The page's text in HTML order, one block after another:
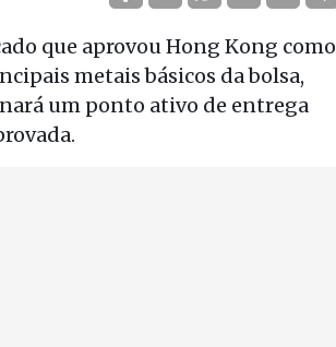
que aprovou Hong Kong como
metais básicos da bolsa,
um ponto ativo de entrega